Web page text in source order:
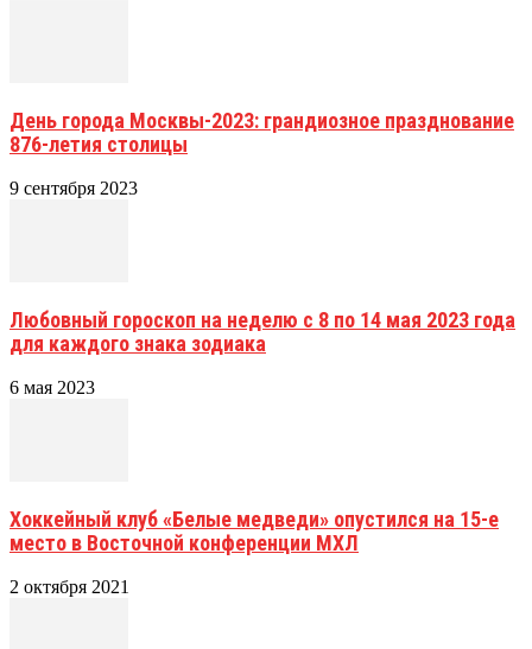
День города Москвы-2023: грандиозное празднование
876-летия столицы
9 сентября 2023
Любовный гороскоп на неделю с 8 по 14 мая 2023 года
для каждого знака зодиака
6 мая 2023
Хоккейный клуб «Белые медведи» опустился на 15-е
место в Восточной конференции МХЛ
2 октября 2021